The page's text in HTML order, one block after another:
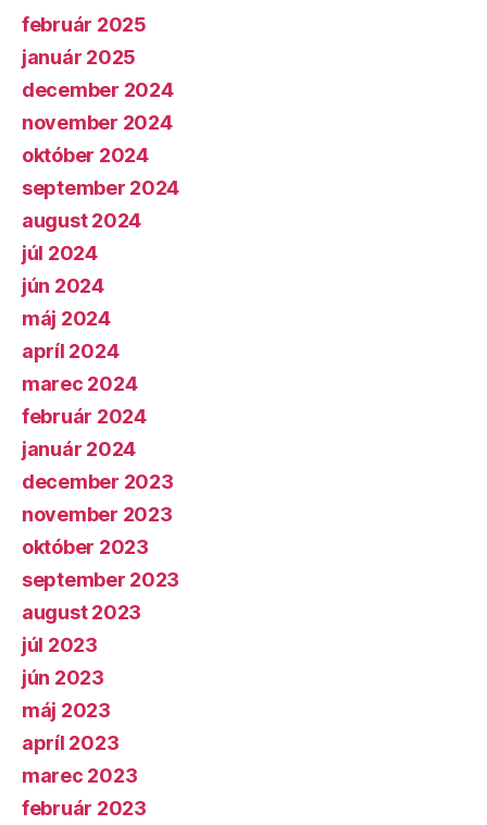
február 2025
január 2025
december 2024
november 2024
október 2024
september 2024
august 2024
júl 2024
jún 2024
máj 2024
apríl 2024
marec 2024
február 2024
január 2024
december 2023
november 2023
október 2023
september 2023
august 2023
júl 2023
jún 2023
máj 2023
apríl 2023
marec 2023
február 2023